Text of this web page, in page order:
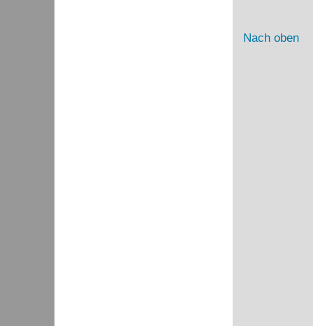
Nach oben